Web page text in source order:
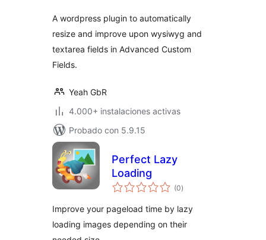
A wordpress plugin to automatically
resize and improve upon wysiwyg and
textarea fields in Advanced Custom
Fields.
Yeah GbR
4.000+ instalaciones activas
Probado con 5.9.15
Perfect Lazy
Loading
(0total
de
)
Improve your pageload time by lazy
loading images depending on their